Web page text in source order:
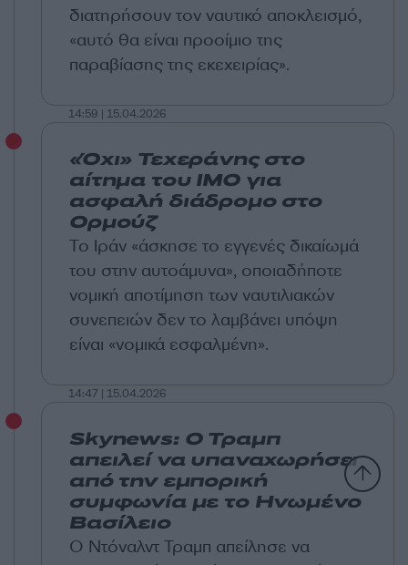
διατηρήσουν τον ναυτικό αποκλεισμό,
«αυτό θα είναι προοίμιο της
παραβίασης της εκεχειρίας».
14:59 | 15.04.2026
«Όχι» Τεχεράνης στο
αίτημα του ΙΜΟ για
ασφαλή διάδρομο στο
Ορμούζ
Το Ιράν «άσκησε το εγγενές δικαίωμά
του στην αυτοάμυνα», οποιαδήποτε
νομική αποτίμηση των ναυτιλιακών
συνεπειών δεν το λαμβάνει υπόψη
είναι «νομικά εσφαλμένη».
14:47 | 15.04.2026
Skynews: Ο Τραμπ
απειλεί να υπαναχωρήσει
από την εμπορική
συμφωνία με το Ηνωμένο
Βασίλειο
Ο Ντόναλντ Τραμπ απείλησε να